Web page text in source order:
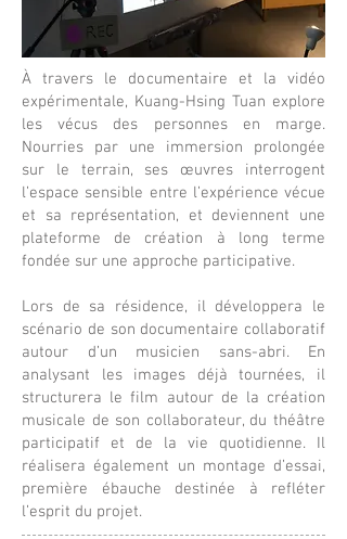
À travers le documentaire et la vidéo
expérimentale, Kuang-Hsing Tuan explore
les vécus des personnes en marge.
Nourries par une immersion prolongée
sur le terrain, ses œuvres interrogent
l’espace sensible entre l’expérience vécue
et sa représentation, et deviennent une
plateforme de création à long terme
fondée sur une approche participative.
Lors de sa résidence, il développera le
scénario de son documentaire collaboratif
autour d’un musicien sans-abri. En
analysant les images déjà tournées, il
structurera le film autour de la création
musicale de son collaborateur, du théâtre
participatif et de la vie quotidienne. Il
réalisera également un montage d’essai,
première ébauche destinée à refléter
l’esprit du projet.